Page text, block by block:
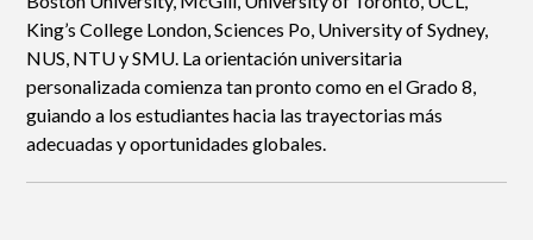
King’s College London, Sciences Po, University of Sydney,
NUS, NTU y SMU. La orientación universitaria
personalizada comienza tan pronto como en el Grado 8,
guiando a los estudiantes hacia las trayectorias más
adecuadas y oportunidades globales.